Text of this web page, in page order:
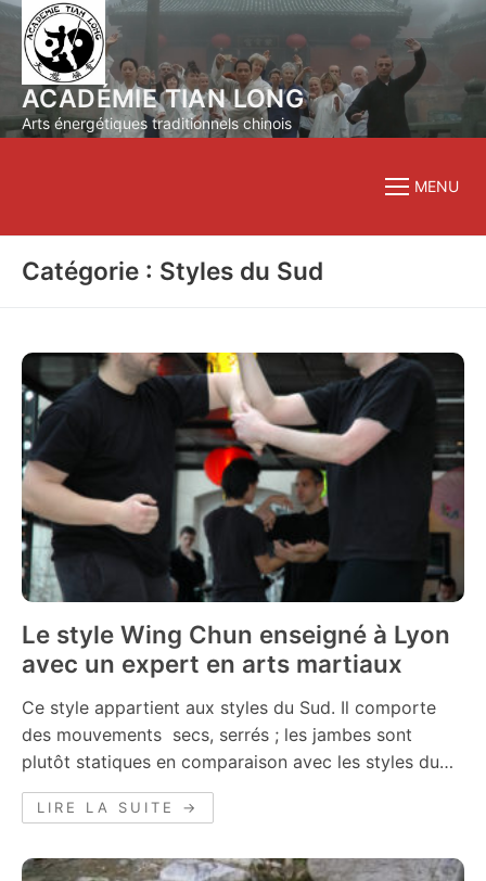
Aller
contenu
ACADÉMIE TIAN LONG
Arts énergétiques traditionnels chinois
MENU
Catégorie : Styles du Sud
Le style Wing Chun enseigné à Lyon
avec un expert en arts martiaux
Ce style appartient aux styles du Sud. Il comporte
des mouvements secs, serrés ; les jambes sont
plutôt statiques en comparaison avec les styles du…
LIRE LA SUITE →